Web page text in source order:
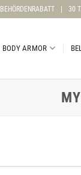
BEHÖRDENRABATT | 30
BODY ARMOR